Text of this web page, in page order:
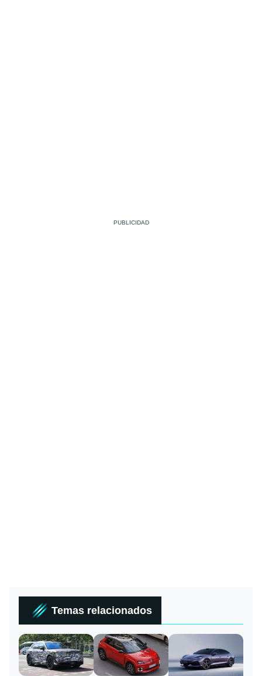
Temas relacionados